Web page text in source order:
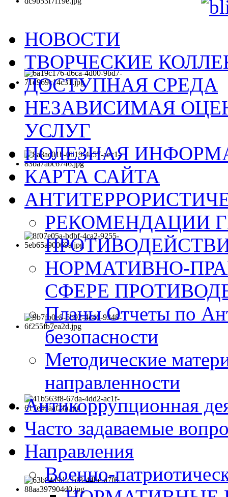
НОВОСТИ
ТВОРЧЕСКИЕ
ДОСТУПНАЯ СРЕДА
НЕЗАВИСИМАЯ
УСЛУГ
ПОЛЕЗНАЯ
КАРТА САЙТА
РЕКОМЕНДАЦИИ
НОРМАТИВНО-
СФЕРЕ
Планы Отчеты по
безопасности
Методические
направленности
Антикоррупционная
Часто задаваемые
Направления
Военно-